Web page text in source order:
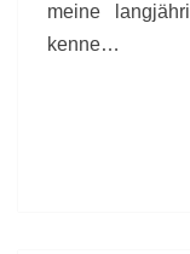
meine
kenne…